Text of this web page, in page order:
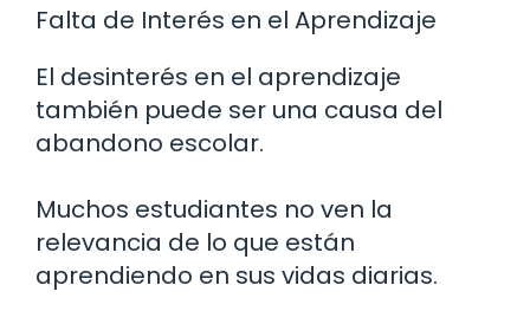
Falta de Interés en el Aprendizaje
El desinterés en el aprendizaje
también puede ser una causa del
abandono escolar.
Muchos estudiantes no ven la
relevancia de lo que están
aprendiendo en sus vidas diarias.